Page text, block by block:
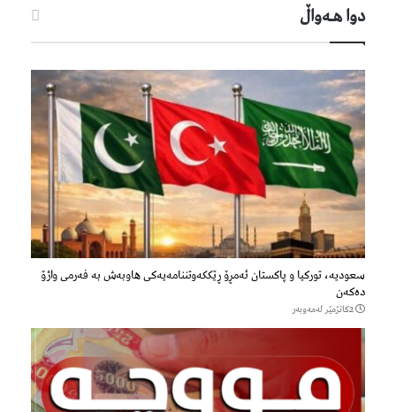
دوا هـه‌واڵ
سعودیە، تورکیا و پاکستان ئەمڕۆ ڕێککەوتننامەیەکی هاوبەش بە فەرمی واژۆ
دەکەن
2كاتژمێر لەمەوبەر